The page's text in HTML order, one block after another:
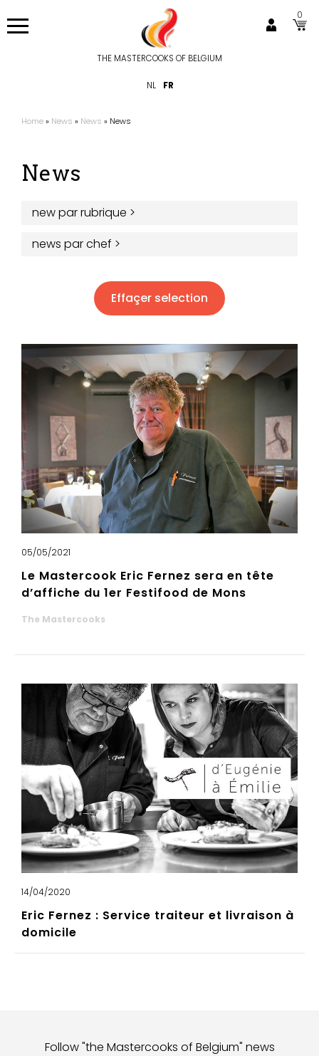
au
THE MASTERCOOKS OF BELGIUM
0
NL FR
Fil
Home News News News
News
new par rubrique >
news par chef >
Effaçer selection
05/05/2021
Le Mastercook Eric Fernez sera en tête
d’affiche du 1er Festifood de Mons
The Mastercooks
14/04/2020
Eric Fernez : Service traiteur et livraison à
domicile
Follow "the Mastercooks of Belgium" news